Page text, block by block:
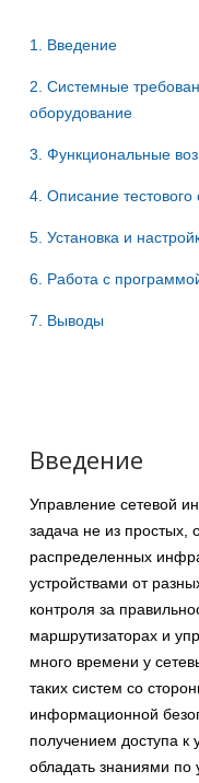
1. Введение
2. Системные
оборудование
3. Функциональные
4. Описание тестового
5. Установка и
6. Работа с
7. Выводы
Введение
Управление сетевой
задача не из простых,
распределенных
устройствами от
контроля за
маршрутизаторах и
много времени у
таких систем со
информационной
получением доступа к
обладать знаниями по